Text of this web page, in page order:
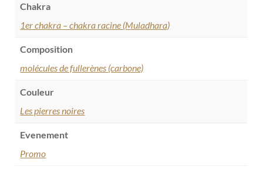
Chakra
1er chakra – chakra racine (Muladhara)
Composition
molécules de fullerènes (carbone)
Couleur
Les pierres noires
Evenement
Promo